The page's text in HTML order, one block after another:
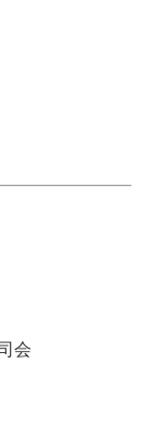
会